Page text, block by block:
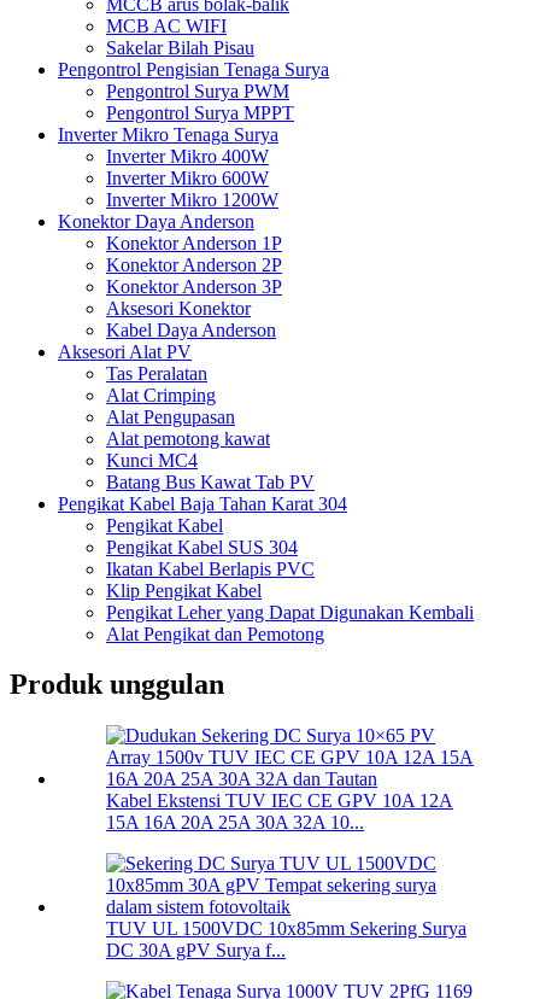
MCB AC WIFI
Sakelar Bilah Pisau
Pengontrol Pengisian Tenaga Surya
Pengontrol Surya PWM
Pengontrol Surya MPPT
Inverter Mikro Tenaga Surya
Inverter Mikro 400W
Inverter Mikro 600W
Inverter Mikro 1200W
Konektor Daya Anderson
Konektor Anderson 1P
Konektor Anderson 2P
Konektor Anderson 3P
Aksesori Konektor
Kabel Daya Anderson
Aksesori Alat PV
Tas Peralatan
Alat Crimping
Alat Pengupasan
Alat pemotong kawat
Kunci MC4
Batang Bus Kawat Tab PV
Pengikat Kabel Baja Tahan Karat 304
Pengikat Kabel
Pengikat Kabel SUS 304
Ikatan Kabel Berlapis PVC
Klip Pengikat Kabel
Pengikat Leher yang Dapat Digunakan Kembali
Alat Pengikat dan Pemotong
Produk unggulan
Kabel Ekstensi TUV IEC CE GPV 10A 12A
15A 16A 20A 25A 30A 32A 10...
TUV UL 1500VDC 10x85mm Sekering Surya
DC 30A gPV Surya f...